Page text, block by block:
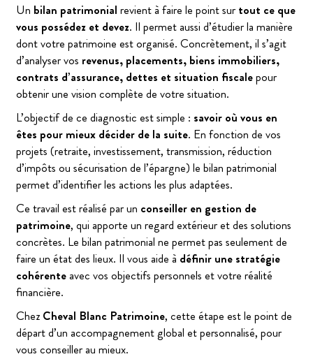
Un bilan patrimonial revient à faire le point sur tout ce que
vous possédez et devez. Il permet aussi d’étudier la manière
dont votre patrimoine est organisé. Concrètement, il s’agit
d’analyser vos revenus, placements, biens immobiliers,
contrats d’assurance, dettes et situation fiscalepour
obtenir une vision complète de votre situation.
L’objectif de ce diagnostic est simple : savoir où vous en
êtes pour mieux décider de la suite. En fonction de vos
projets (retraite, investissement, transmission, réduction
d’impôts ou sécurisation de l’épargne) le bilan patrimonial
permet d’identifier les actions les plus adaptées.
Ce travail est réalisé par un conseiller en gestion de
patrimoine, qui apporte un regard extérieur et des solutions
concrètes. Le bilan patrimonial ne permet pas seulement de
faire un état des lieux. Il vous aide à définir une stratégie
cohérenteavec vos objectifs personnels et votre réalité
financière.
Chez Cheval Blanc Patrimoine, cette étape est le point de
départ d’un accompagnement global et personnalisé, pour
vous conseiller au mieux.